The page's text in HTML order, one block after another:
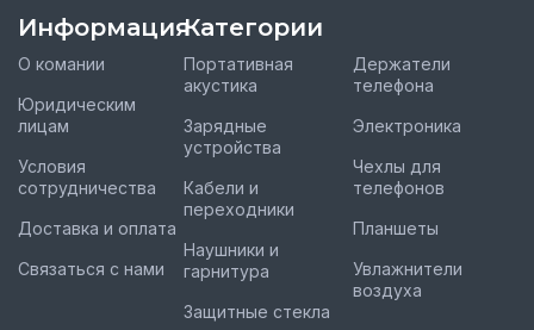
Информация
О комании
Юридическим
лицам
Условия
сотрудничества
Доставка и оплата
Связаться с нами
Категории
Портативная
акустика
Зарядные
устройства
Кабели и
переходники
Наушники и
гарнитура
Защитные стекла
Держатели
телефона
Электроника
Чехлы для
телефонов
Планшеты
Увлажнители
воздуха